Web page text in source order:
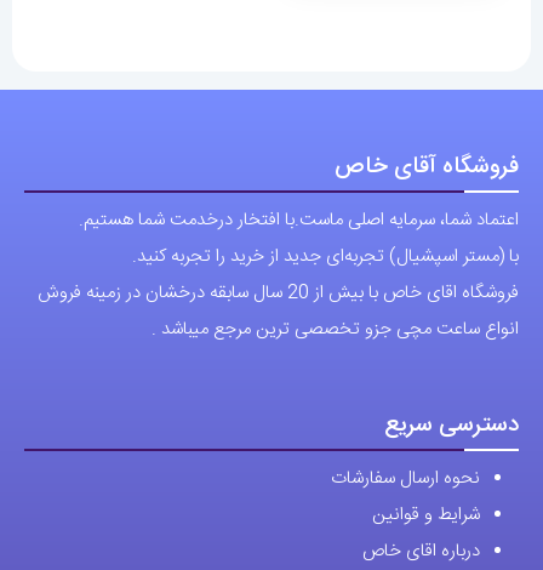
گزینه
ها
ممکن
است
در
انتخاب
فروشگاه آقای خاص
اعتماد شما، سرمایه اصلی ماست.با افتخار درخدمت شما هستیم.
با (مستر اسپشیال) تجربه‌ای جدید از خرید را تجربه کنید.
فروشگاه اقای خاص با بیش از 20 سال سابقه درخشان در زمینه فروش
انواع ساعت مچی جزو تخصصی ترین مرجع میباشد .
دسترسی سریع
نحوه ارسال سفارشات
شرایط و قوانین
درباره اقای خاص